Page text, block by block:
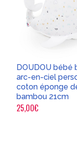
DOUDOU bébé
arc-en-ciel
coton éponge
bambou 21cm
25,00€